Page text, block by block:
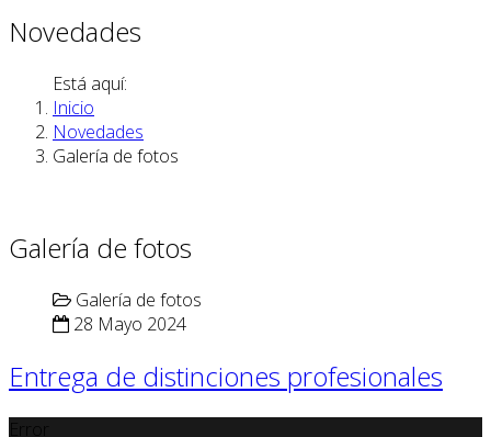
Novedades
Está aquí:
Inicio
Novedades
Galería de fotos
Galería de fotos
Galería de fotos
28 Mayo 2024
Entrega de distinciones profesionales